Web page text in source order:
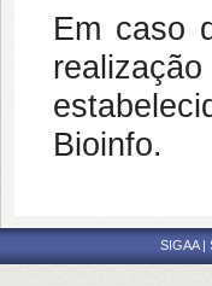
Em caso
Bioinfo.
SIGAA |